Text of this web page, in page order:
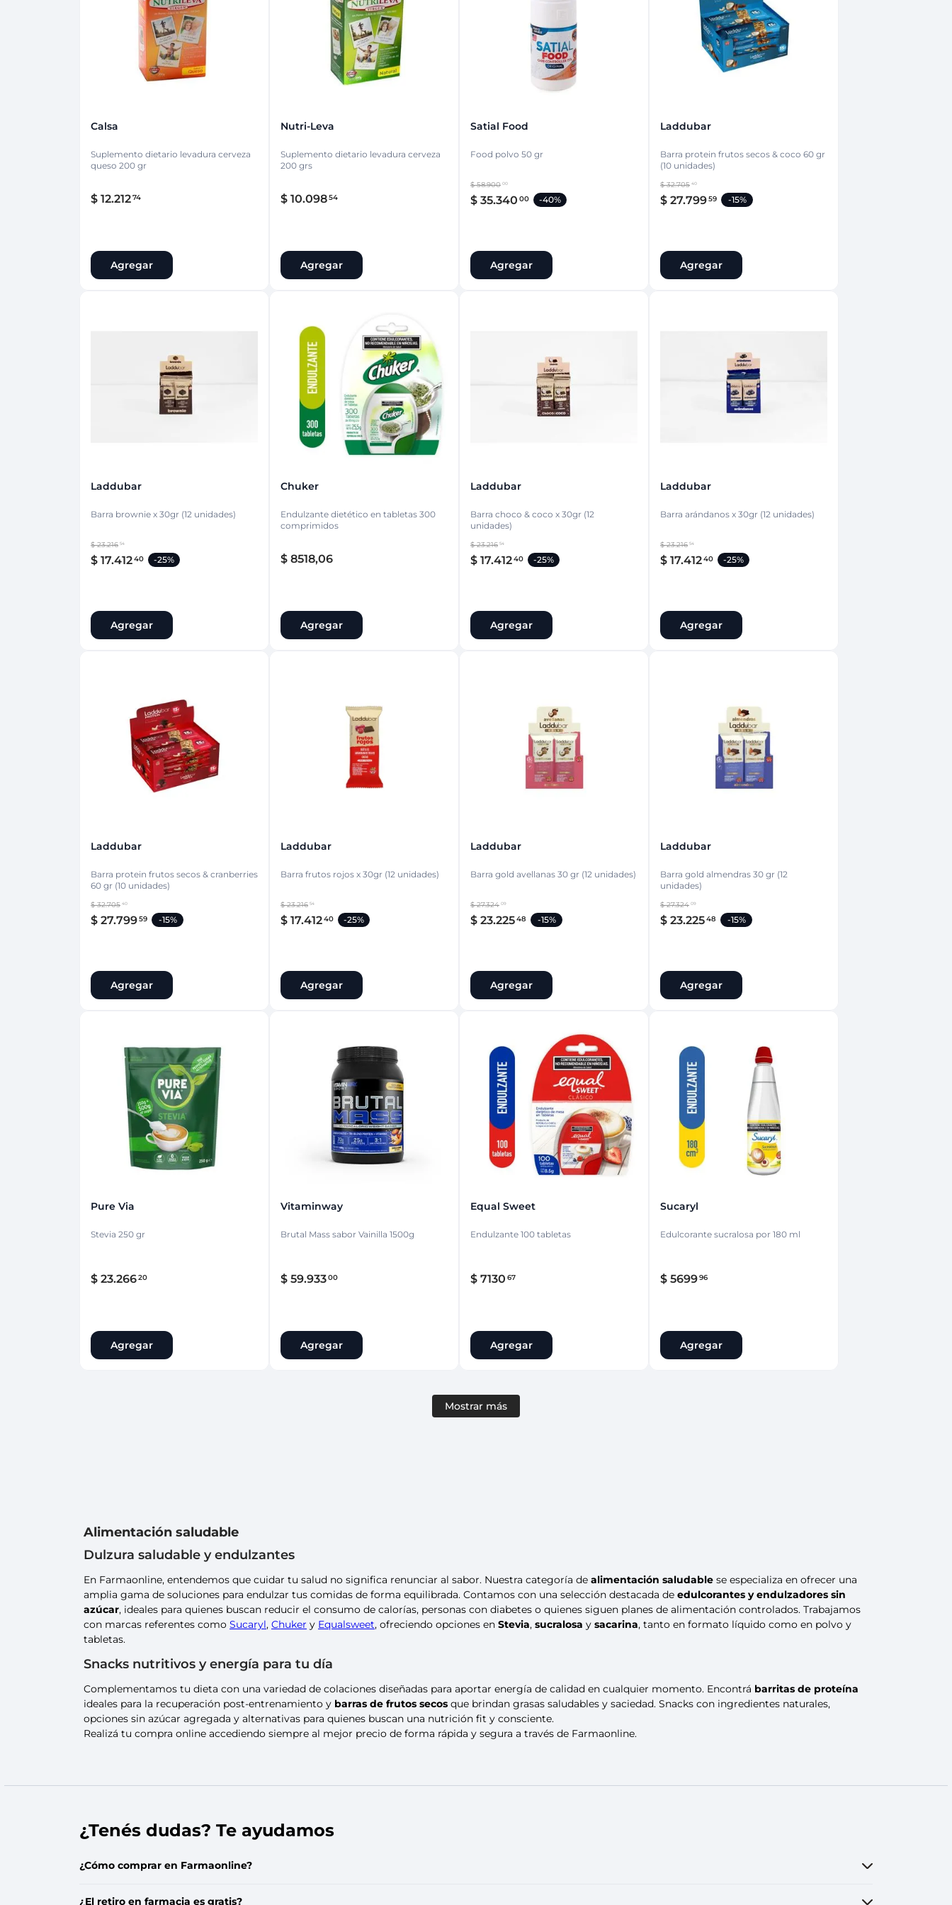
Protección Femenina Talcos & polvos pédicos
Aerosoles pédicos
Polvos pédicos
Talcos corporales
Calsa
Suplemento dietario levadura cerveza
queso 200 gr
$ 12.21274
Agregar
Nutri-Leva
Suplemento dietario levadura cerveza
200 grs
$ 10.09854
Agregar
Satial Food
Food polvo 50 gr
$ 58.900 00
$ 35.340 00 -40%
Agregar
Laddubar
Barra protein frutos secos & coco 60 gr
(10 unidades)
$ 32.705 40
$ 27.79959 -15%
Agregar
Laddubar
Barra brownie x 30gr (12 unidades)
$ 23.216 54
$ 17.41240 -25%
Agregar
Chuker
Endulzante dietético en tabletas 300
comprimidos
$ 8518,06
Agregar
Laddubar
Barra choco & coco x 30gr (12
unidades)
$ 23.216 54
$ 17.41240 -25%
Agregar
Laddubar
Barra arándanos x 30gr (12 unidades)
$ 23.216 54
$ 17.41240 -25%
Agregar
Laddubar
Barra protein frutos secos & cranberries
60 gr (10 unidades)
$ 32.705 40
$ 27.79959 -15%
Agregar
Laddubar
Barra frutos rojos x 30gr (12 unidades)
$ 23.216 54
$ 17.41240 -25%
Agregar
Laddubar
Barra gold avellanas 30 gr (12 unidades)
$ 27.324 09
$ 23.22548 -15%
Agregar
Laddubar
Barra gold almendras 30 gr (12
unidades)
$ 27.324 09
$ 23.22548 -15%
Agregar
Pure Via
Stevia 250 gr
$ 23.26620
Agregar
Vitaminway
Brutal Mass sabor Vainilla 1500g
$ 59.93300
Agregar
Equal Sweet
Endulzante 100 tabletas
$ 7130 67
Agregar
Sucaryl
Edulcorante sucralosa por 180 ml
$ 569996
Agregar
Mostrar más
Alimentación saludable
Dulzura saludable y endulzantes
En Farmaonline, entendemos que cuidar tu salud no significa renunciar al sabor. Nuestra categoría de alimentación saludable se especializa en ofrecer una
amplia gama de soluciones para endulzar tus comidas de forma equilibrada. Contamos con una selección destacada de edulcorantes y endulzadores sin
azúcar, ideales para quienes buscan reducir el consumo de calorías, personas con diabetes o quienes siguen planes de alimentación controlados. Trabajamos
con marcas referentes como Sucaryl, Chuker y Equalsweet, ofreciendo opciones en Stevia, sucralosa y sacarina, tanto en formato líquido como en polvo y
tabletas.
Snacks nutritivos y energía para tu día
Complementamos tu dieta con una variedad de colaciones diseñadas para aportar energía de calidad en cualquier momento. Encontrá barritas de proteína
ideales para la recuperación post-entrenamiento y barras de frutos secos que brindan grasas saludables y saciedad. Snacks con ingredientes naturales,
opciones sin azúcar agregada y alternativas para quienes buscan una nutrición fit y consciente.
Realizá tu compra online accediendo siempre al mejor precio de forma rápida y segura a través de Farmaonline.
¿Tenés dudas? Te ayudamos
¿Cómo comprar en Farmaonline?
¿El retiro en farmacia es gratis?